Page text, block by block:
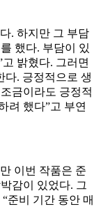
. 하지만 그 부담
했다. 부담이 있
밝혔다. 그러면
다. 긍정적으로 생
금이라도 긍정적
려 했다”고 부연
이번 작품은 준
감이 있었다. 그
준비 기간 동안 매